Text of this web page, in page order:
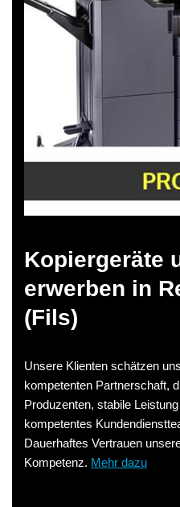
Kopiergeräte
erwerben in
(Fils)
Unsere Klienten schätzen
kompetenten Partnerschaft,
Produzenten, stabile
kompetentes
Dauerhaftes Vertrauen
Kompetenz. Mehr dazu